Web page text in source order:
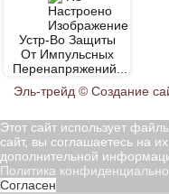
Устр-Во Защиты
От Импульсных
Перенапряжений...
Эль-трейд © Создание
Этот сайт использует
сайт, вы соглашаетесь на
дополнительной
Политика
Согласен